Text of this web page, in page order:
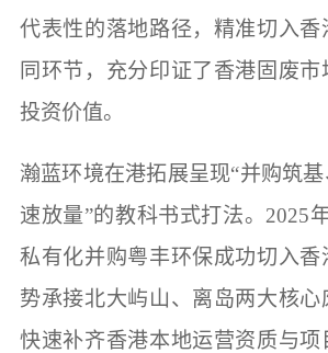
代表性的落地路径，精准切入香
同环节，充分印证了香港固废
投资价值。
瀚蓝环境在港拓展呈现“并购筑
速放量”的教科书式打法。2025
私有化并购粤丰环保成功切入香
势承接北大屿山、离岛两大核心
快速补齐香港本地运营资质与项